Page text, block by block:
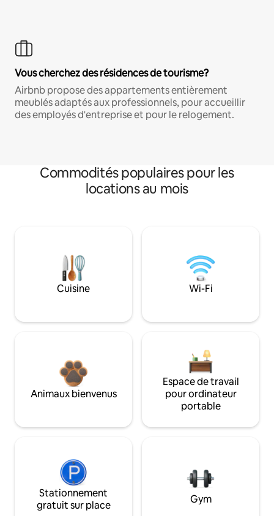
Vous cherchez des résidences de tourisme?
Airbnb propose des appartements entièrement
meublés adaptés aux professionnels, pour accueillir
des employés d'entreprise et pour le relogement.
Commodités populaires pour les
locations au mois
Cuisine Wi-Fi
Animaux bienvenus
Espace de travail
pour ordinateur
portable
Stationnement
gratuit sur place
Gym